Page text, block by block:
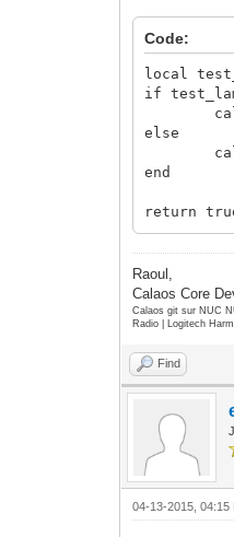
Code:
local
if
else
end
return
Raoul,
Calaos Core
Calaos git sur NUC
Radio | Logitech
Find
04-13-2015,